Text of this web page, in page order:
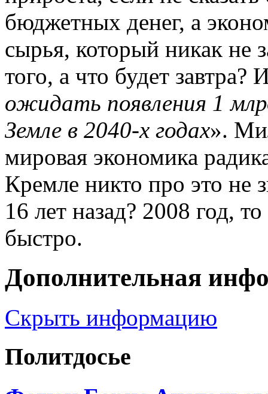
бюджетных денег, а
сырья, который никак не
того, а что будет
ожидать появления 1
Земле в 2040-х годах».
мировая экономика
Кремле никто про это не
16 лет назад? 2008 год,
быстро.
Дополнительная
Скрыть информацию
Политдосье